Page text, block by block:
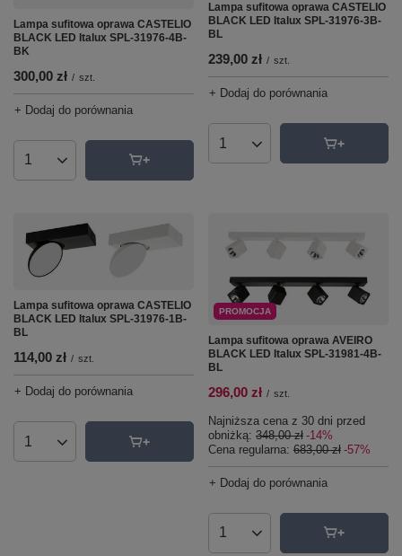
Lampa sufitowa oprawa CASTELIO
BLACK LED Italux SPL-31976-4B-
BK
300,00 zł / szt.
+ Dodaj do porównania
Ilość produktów
Lampa sufitowa oprawa CASTELIO
BLACK LED Italux SPL-31976-3B-
BL
239,00 zł / szt.
+ Dodaj do porównania
Ilość produktów
Lampa sufitowa oprawa CASTELIO
BLACK LED Italux SPL-31976-1B-
BL
114,00 zł / szt.
+ Dodaj do porównania
Ilość produktów
PROMOCJA
Lampa sufitowa oprawa AVEIRO
BLACK LED Italux SPL-31981-4B-
BL
296,00 zł / szt.
Najniższa cena z 30 dni przed
obniżką: 348,00 zł -14%
Cena regularna: 683,00 zł -57%
+ Dodaj do porównania
Ilość produktów